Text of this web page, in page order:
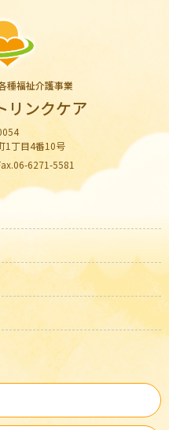
種福祉介護事業
リンクケア
1丁目4番10号
6271-5581